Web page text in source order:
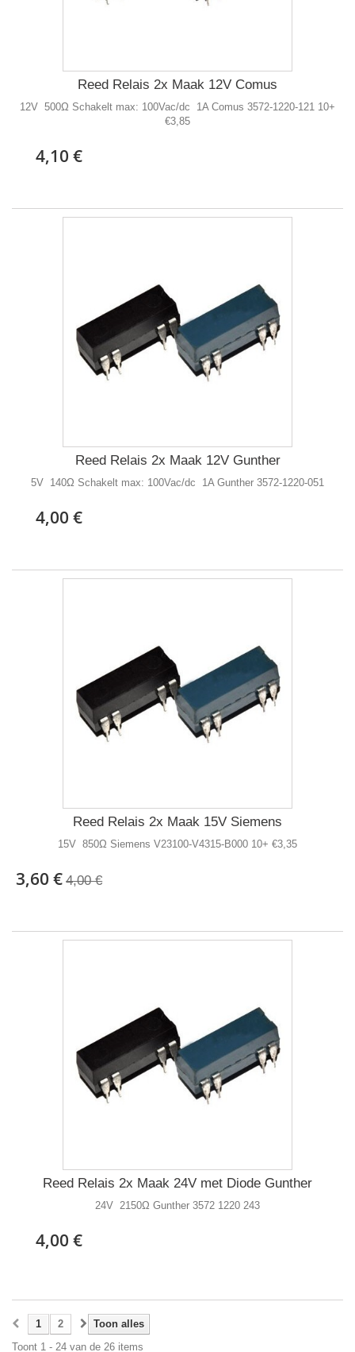
Reed Relais 2x Maak 12V Comus
12V 500Ω Schakelt max: 100Vac/dc 1A Comus 3572-1220-121 10+
€3,85
4,10 €
Reed Relais 2x Maak 12V Gunther
5V 140Ω Schakelt max: 100Vac/dc 1A Gunther 3572-1220-051
4,00 €
Reed Relais 2x Maak 15V Siemens
15V 850Ω Siemens V23100-V4315-B000 10+ €3,35
3,60 € 4,00 €
Reed Relais 2x Maak 24V met Diode Gunther
24V 2150Ω Gunther 3572 1220 243
4,00 €
Toon alles
1
2
Toont 1 - 24 van de 26 items